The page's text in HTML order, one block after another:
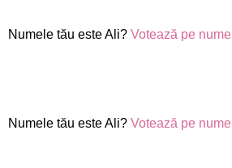
Numele tău este Ali? Votează pe
Numele tău este Ali? Votează pe